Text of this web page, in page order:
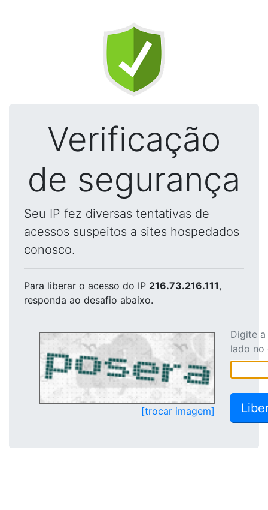
Verificação
de segurança
Seu IP fez diversas tentativas de
acessos suspeitos a sites hospedados
conosco.
Para liberar o acesso do IP 216.73.216.111,
responda ao desafio abaixo.
[trocar imagem]
Digite
lado no